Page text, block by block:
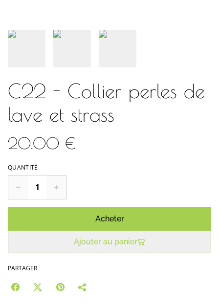
C22 - Collier perles de
lave et strass
20,00 €
QUANTITÉ
Acheter
Ajouter au panier
PARTAGER